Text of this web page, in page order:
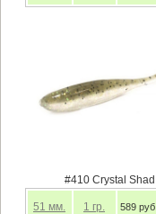
#410 Crystal Shad
51 мм. 1 гр. 589 руб.